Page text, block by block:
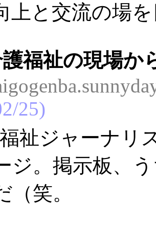
上と交流の場
福祉の現場か
25
祉ジャーナリ
ジ。掲示板、
（笑。